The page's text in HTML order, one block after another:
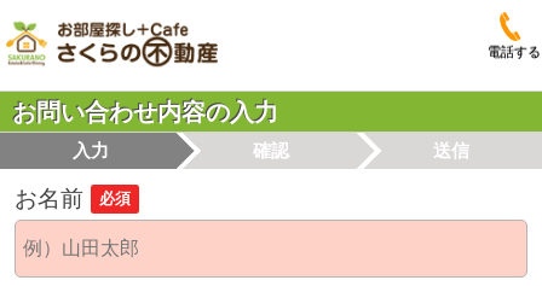
電話する
お問い合わせ内容の入力
入力 確認 送信
お名前 必須